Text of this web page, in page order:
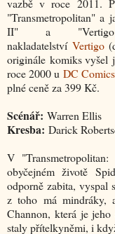
vazbě v roce 2011.
"Transmetropolitan" a
II" a
nakladatelství Vertigo
originále komiks vyšel
roce 2000 u DC Comics
plné ceně za 399 Kč.
Scénář: Warren Ellis
Kresba: Darick
V
obyčejném životě
odporně zabita, vyspal
z toho má mindráky,
Channon, která je
staly přítelkyněmi, i